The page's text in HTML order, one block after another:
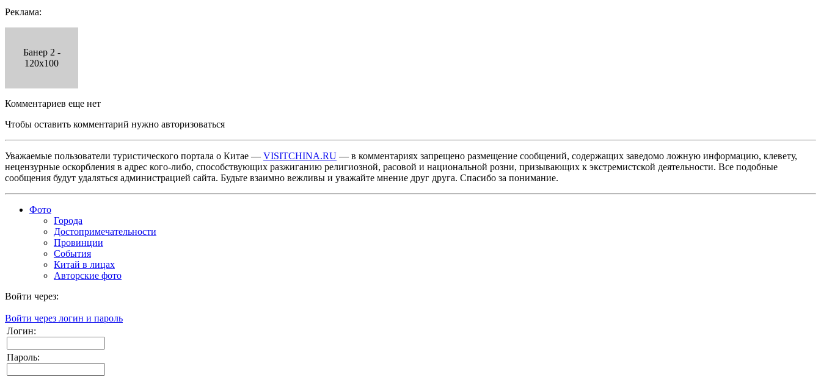
Реклама:
Банер 2 -
120x100
Комментариев еще нет
Чтобы оставить комментарий нужно авторизоваться
Уважаемые пользователи туристического портала о Китае — VISITCHINA.RU — в комментариях запрещено размещение сообщений, содержащих заведомо ложную информацию, клевету,
нецензурные оскорбления в адрес кого-либо, способствующих разжиганию религиозной, расовой и национальной розни, призывающих к экстремистской деятельности. Все подобные
сообщения будут удаляться администрацией сайта. Будьте взаимно вежливы и уважайте мнение друг друга. Спасибо за понимание.
Фото
Города
Достопримечательности
Провинции
События
Китай в лицах
Авторские фото
Войти через:
Войти через логин и пароль
Логин:
Пароль: